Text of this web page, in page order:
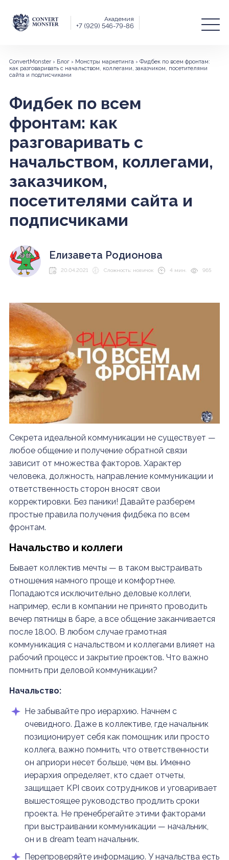
Академия
+7 (929) 546-79-86
ConvertMonster› Блог› Монстры маркетинга› Фидбек по всем фронтам:
как разговаривать с начальством, коллегами, заказчиком, посетителями
сайта и подписчиками
Фидбек по всем
фронтам: как
разговаривать с
начальством, коллегами,
заказчиком,
посетителями сайта и
подписчиками
Елизавета Родионова
20.04.2021 Сложность: новичок 4 мин. 965
Секрета идеальной коммуникации не существует —
любое общение и получение обратной связи
зависит от множества факторов. Характер
человека, должность, направление коммуникации и
ответственность сторон вносят свои
корректировки. Без паники! Давайте разберем
простые правила получения фидбека по всем
фронтам.
Начальство и коллеги
Бывает коллектив мечты — в таком выстраивать
отношения намного проще и комфортнее.
Попадаются исключительно деловые коллеги,
например, если в компании не принято проводить
вечер пятницы в баре, а все общение заканчивается
после 18.00. В любом случае грамотная
коммуникация с начальством и коллегами влияет на
рабочий процесс и закрытие проектов. Что важно
помнить при деловой коммуникации?
Начальство:
Не забывайте про иерархию. Начнем с
очевидного. Даже в коллективе, где начальник
позиционирует себя как помощник или просто
коллега, важно помнить, что ответственности
он априори несет больше, чем вы. Именно
иерархия определяет, кто сдает отчеты,
защищает KPI своих сотрудников и уговаривает
вышестоящее руководство продлить сроки
проекта. Не пренебрегайте этими факторами
при выстраивании коммуникации — начальник,
он и в dream team начальник.
Перепроверяйте информацию. У начальства есть